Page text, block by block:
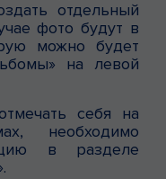
отдельный
фото будут в
можно будет
на левой
себя на
необходимо
в разделе